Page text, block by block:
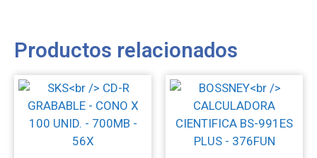
Productos relacionados